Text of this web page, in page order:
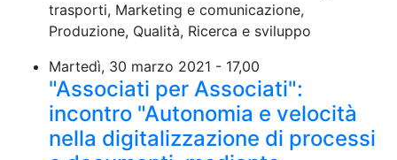
trasporti, Marketing e comunicazione,
Produzione, Qualità, Ricerca e sviluppo
Martedì, 30 marzo 2021 - 17,00
"Associati per Associati":
incontro "Autonomia e velocità
nella digitalizzazione di processi